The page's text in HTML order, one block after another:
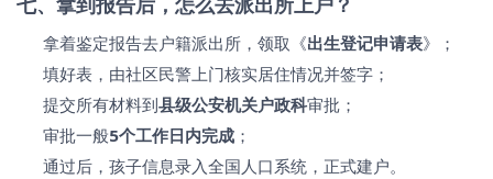
拿着鉴定报告去户籍派出所，领取《出生登记申请表》；
填好表，由社区民警上门核实居住情况并签字；
提交所有材料到县级公安机关户政科审批；
审批一般5个工作日内完成 ；
通过后，孩子信息录入全国人口系统，正式建户。